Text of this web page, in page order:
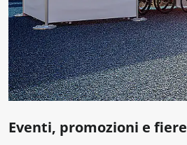
Eventi, promozioni e fiere